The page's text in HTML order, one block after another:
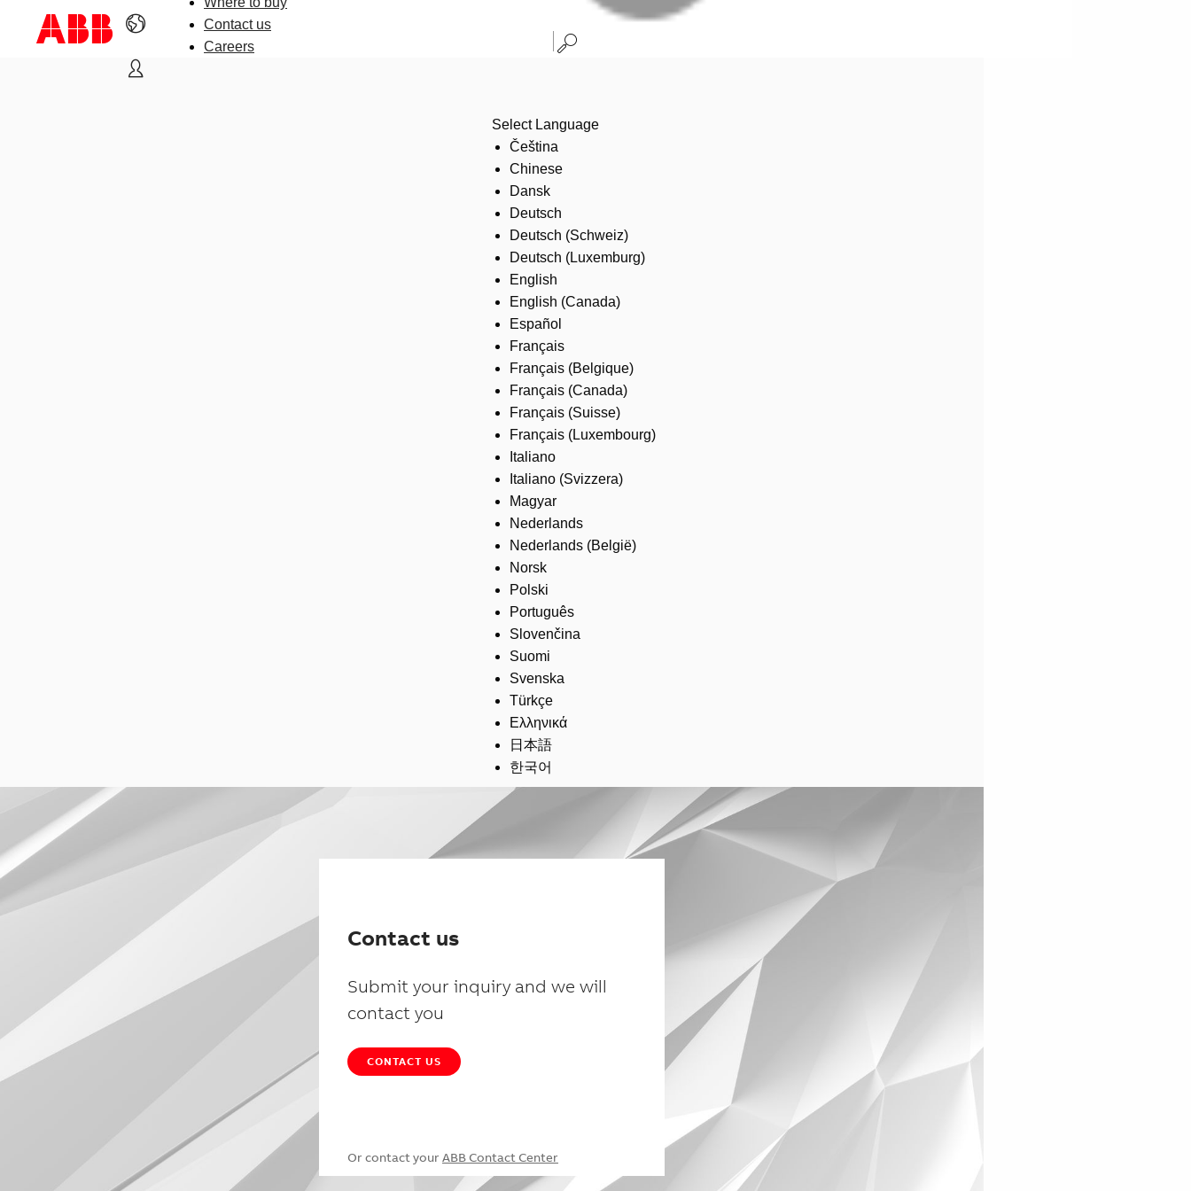
Contact us
Careers
Select Language
Čeština
Chinese
Dansk
Deutsch
Deutsch (Schweiz)
Deutsch (Luxemburg)
English
English (Canada)
Español
Français
Français (Belgique)
Français (Canada)
Français (Suisse)
Français (Luxembourg)
Italiano
Italiano (Svizzera)
Magyar
Nederlands
Nederlands (België)
Norsk
Polski
Português
Slovenčina
Suomi
Svenska
Türkçe
Ελληνικά
日本語
한국어
Contact us
Submit your inquiry and we will
contact you
CONTACT US
Or contact your ABB Contact Center